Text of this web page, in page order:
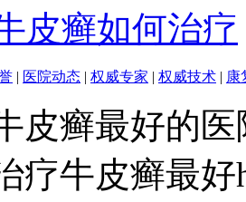
皮癣如何治疗
| 医院动态 | 权威专家 | 权威技术 | 康
皮癣最好的
疗牛皮癣最好